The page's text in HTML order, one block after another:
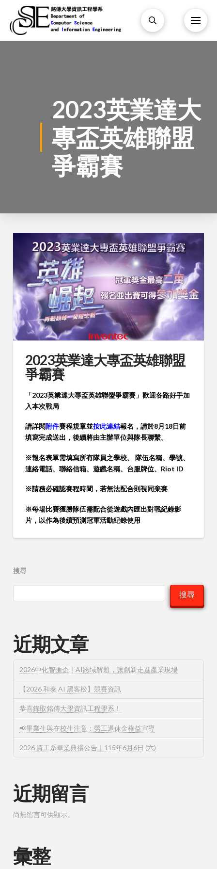
2023英業達大
專盃英雄聯盟
爭霸賽
2023英業達大專盃英雄聯盟
爭霸賽
「2023英業達大專盃英雄聯盟爭霸賽」歡迎各路好手加
入本次戰局
請詳閱附件賽程規章並按此連結報名 ，請於8月18日前
填寫完成送出，後續將由主辦單位與隊長聯繫。
※報名表單需填寫所有隊員之學校、 隊伍名稱、學號、
連絡電話、聯絡信箱、遊戲名稱、台服牌位、Riot ID
※請務必確認賽程時間，若無法配合則視同棄賽
※每場比賽獲勝隊伍需配合從遊戲內匯出對戰紀錄影
片，以作為後續預測冠軍活動紀錄使用
搜尋
搜尋
近期文章
2026中化智匯盃｜AI跨域解題，讓創新走進產業現場
【2026 和泰 AI 黑客松】競賽資訊
恭喜錄取銘傳大學資訊工程學系！
📢畢業生與在校生注意：勞工退休金權益宣導
2026 資工系畢業典禮公告｜115年6月6日 (六)
近期留言
尚無留言可供顯示。
彙整